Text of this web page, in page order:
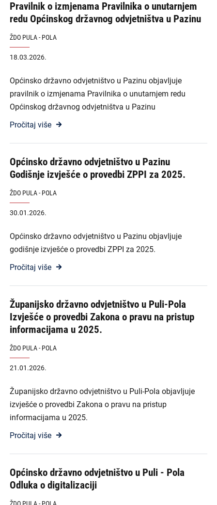
Pravilnik o izmjenama Pravilnika o unutarnjem
redu Općinskog državnog odvjetništva u Pazinu
ŽDO PULA - POLA
18.03.2026.
Općinsko državno odvjetništvo u Pazinu objavljuje
pravilnik o izmjenama Pravilnika o unutarnjem redu
Općinskog državnog odvjetništva u Pazinu
Pročitaj više
Općinsko državno odvjetništvo u Pazinu
Godišnje izvješće o provedbi ZPPI za 2025.
ŽDO PULA - POLA
30.01.2026.
Općinsko državno odvjetništvo u Pazinu objavljuje
godišnje izvješće o provedbi ZPPI za 2025.
Pročitaj više
Županijsko državno odvjetništvo u Puli-Pola
Izvješće o provedbi Zakona o pravu na pristup
informacijama u 2025.
ŽDO PULA - POLA
21.01.2026.
Županijsko državno odvjetništvo u Puli-Pola objavljuje
izvješće o provedbi Zakona o pravu na pristup
informacijama u 2025.
Pročitaj više
Općinsko državno odvjetništvo u Puli - Pola
Odluka o digitalizaciji